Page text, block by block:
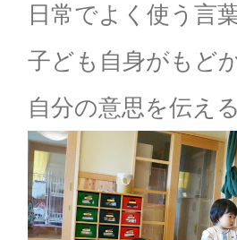
日常でよく使う言
子ども自身がもど
自分の意思を伝え